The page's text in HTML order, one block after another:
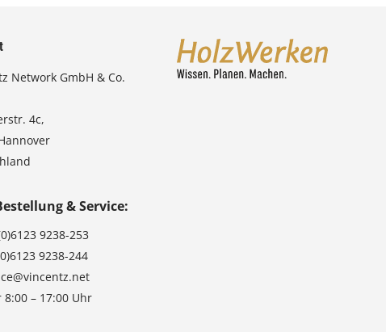
Network GmbH & Co.
4c,
& Service:
9238-253
9238-244
8:00 – 17:00 Uhr